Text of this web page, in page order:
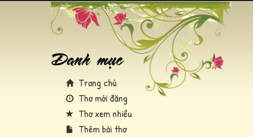
Trang chủ
Thơ mới đăng
Thơ xem nhiều
Thêm bài thơ